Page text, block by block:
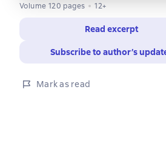
Volume 120 pages 12+
Read excerpt
Subscribe to author’s
Mark as read